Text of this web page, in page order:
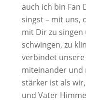
auch ich bin Fan
singst – mit uns,
mit Dir zu singen
schwingen, zu
verbindet
miteinander und
stärker ist als
und Vater